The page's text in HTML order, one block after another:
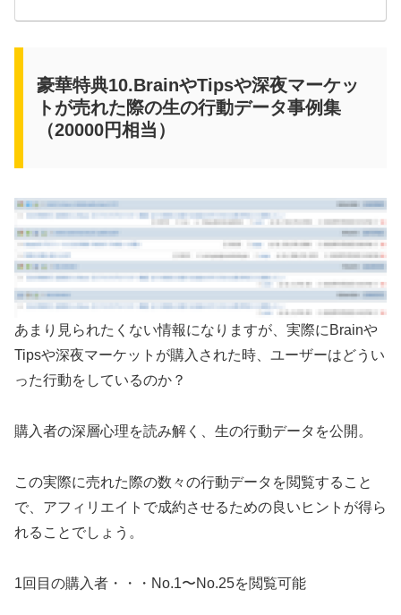
豪華特典10.BrainやTipsや深夜マーケッ
トが売れた際の生の行動データ事例集
（20000円相当）
あまり見られたくない情報になりますが、実際にBrainや
Tipsや深夜マーケットが購入された時、ユーザーはどうい
った行動をしているのか？
購入者の深層心理を読み解く、生の行動データを公開。
この実際に売れた際の数々の行動データを閲覧すること
で、アフィリエイトで成約させるための良いヒントが得ら
れることでしょう。
1回目の購入者・・・No.1〜No.25を閲覧可能